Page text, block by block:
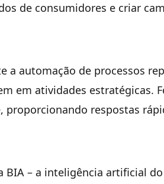
de consumidores e criar
a automação de processos
em atividades estratégicas.
respostas
BIA – a inteligência artificial